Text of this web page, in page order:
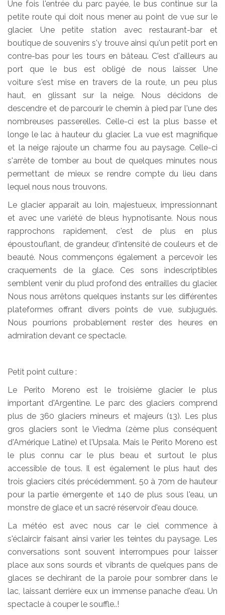
Une fois l'entrée du parc payée, le bus continue sur la
petite route qui doit nous mener au point de vue sur le
glacier. Une petite station avec restaurant-bar et
boutique de souvenirs s'y trouve ainsi qu'un petit port en
contre-bas pour les tours en bâteau. C'est d'ailleurs au
port que le bus est obligé de nous laisser. Une
voiture s'est mise en travers de la route, un peu plus
haut, en glissant sur la neige. Nous décidons de
descendre et de parcourir le chemin à pied par l'une des
nombreuses passerelles. Celle-ci est la plus basse et
longe le lac à hauteur du glacier. La vue est magnifique
et la neige rajoute un charme fou au paysage. Celle-ci
s'arrête de tomber au bout de quelques minutes nous
permettant de mieux se rendre compte du lieu dans
lequel nous nous trouvons.
Le glacier apparaît au loin, majestueux, impressionnant
et avec une variété de bleus hypnotisante. Nous nous
rapprochons rapidement, c'est de plus en plus
époustouflant, de grandeur, d'intensité de couleurs et de
beauté. Nous commençons également a percevoir les
craquements de la glace. Ces sons indescriptibles
semblent venir du plud profond des entrailles du glacier.
Nous nous arrêtons quelques instants sur les différentes
plateformes offrant divers points de vue, subjugués.
Nous pourrions probablement rester des heures en
admiration devant ce spectacle.
Petit point culture :
Le Perito Moreno est le troisième glacier le plus
important d'Argentine. Le parc des glaciers comprend
plus de 360 glaciers mineurs et majeurs (13). Les plus
gros glaciers sont le Viedma (2ème plus conséquent
d'Amérique Latine) et l'Upsala. Mais le Perito Moreno est
le plus connu car le plus beau et surtout le plus
accessible de tous. Il est également le plus haut des
trois glaciers cités précédemment. 50 à 70m de hauteur
pour la partie émergente et 140 de plus sous l'eau, un
monstre de glace et un sacré réservoir d'eau douce.
La météo est avec nous car le ciel commence à
s'éclaircir faisant ainsi varier les teintes du paysage. Les
conversations sont souvent interrompues pour laisser
place aux sons sourds et vibrants de quelques pans de
glaces se dechirant de la paroie pour sombrer dans le
lac, laissant derrière eux un immense panache d'eau. Un
spectacle à couper le souffle..!